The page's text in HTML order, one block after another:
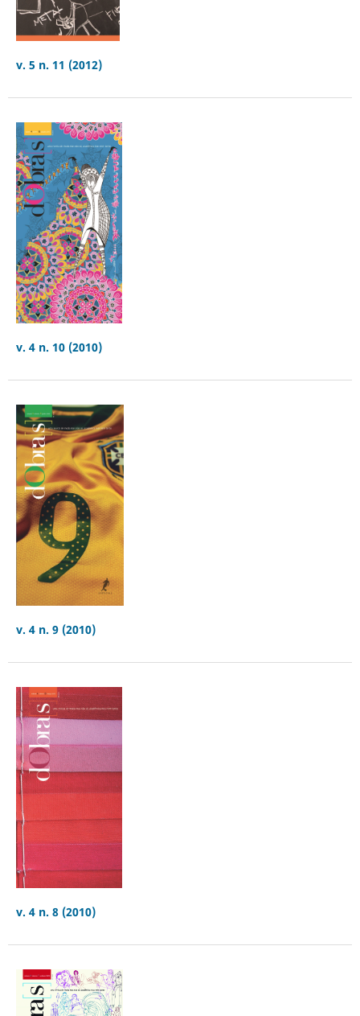
v. 5 n. 11 (2012)
v. 4 n. 10 (2010)
v. 4 n. 9 (2010)
v. 4 n. 8 (2010)